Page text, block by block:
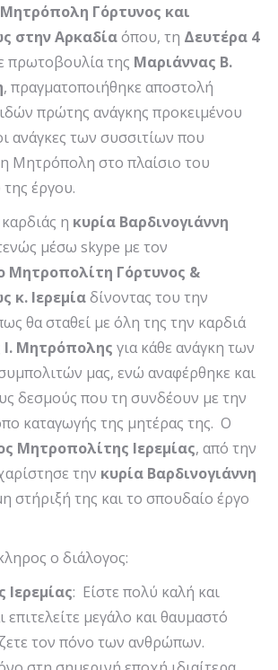
Μητρόπολη Γόρτυνος και
στην Αρκαδίαόπου, τη Δευτέρα 4
πρωτοβουλία της Μαριάννας Β.
, πραγματοποιήθηκε αποστολή
πρώτης ανάγκης προκειμένου
ανάγκες των συσσιτίων που
Μητρόπολη στο πλαίσιο του
έργου.
η κυρία Βαρδινογιάννη
μέσω skype με τον
Μητροπολίτη Γόρτυνος &
κ. Ιερεμίαδίνοντας του την
θα σταθεί με όλη της την καρδιά
Ι. Μητρόπολης για κάθε ανάγκη των
μας, ενώ αναφέρθηκε και
δεσμούς που τη συνδέουν με την
καταγωγής της μητέρας της. Ο
Μητροπολίτης Ιερεμίας, από την
την κυρία Βαρδινογιάννη
στήριξή της και το σπουδαίο έργο
ο διάλογος:
: Είστε πολύ καλή και
επιτελείτε μεγάλο και θαυμαστό
τον πόνο των ανθρώπων.